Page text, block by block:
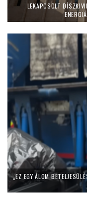
LEKAPCSOLT
„EZ EGY ÁLOM